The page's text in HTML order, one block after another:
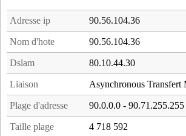
Adresse ip 90.56.104.36
Nom d'hote 90.56.104.36
Dslam 80.10.44.30
Liaison Asynchronous
Plage d'adresse 90.0.0.0 - 90.71.255.255
Taille plage 4 718 592